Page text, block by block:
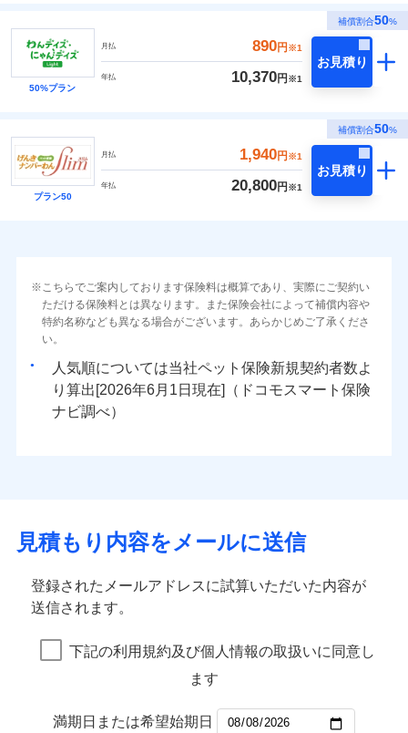
補償割合50%
50%プラン
月払 890円 ※1
年払 10,370円 ※1
お見積り
補償割合50%
プラン50
月払 1,940円 ※1
年払 20,800円 ※1
お見積り
こちらでご案内しております保険料は概算であり、実際にご契約い
ただける保険料とは異なります。また保険会社によって補償内容や
特約名称なども異なる場合がございます。あらかじめご了承くださ
い。
人気順については当社
新規契約者数よ
り算出[
年 月
日現在]（ドコモスマート保険
ナビ調べ）
見積もり内容をメールに送信
登録されたメールアドレスに試算いただいた内容が
送信されます。
下記の利用規約及び個人情報の取扱いに同意し
ます
満期日または希望始期日